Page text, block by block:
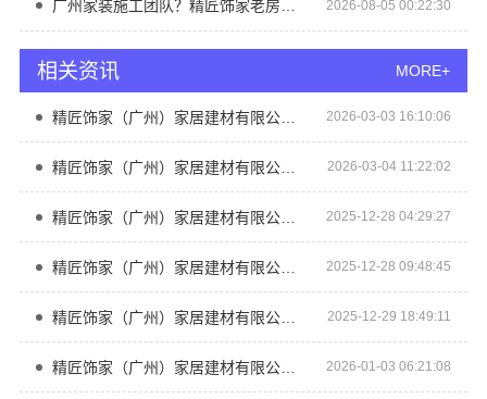
广州家装施工团队？精匠饰家老房翻新 2026-08-05 00:22:30
相关资讯 MORE+
精匠饰家（广州）家居建材有限公司：装修选精匠，生活更精彩 2026-03-03 16:10:06
精匠饰家（广州）家居建材有限公司 细节决定品质 品质源于匠心 2026-03-04 11:22:02
精匠饰家（广州）家居建材有限公司引领家装风尚 2025-12-28 04:29:27
精匠饰家（广州）家居建材有限公司 创造属于你的独特风格 2025-12-28 09:48:45
精匠饰家（广州）家居建材有限公司：打造梦想家居空间 2025-12-29 18:49:11
精匠饰家（广州）家居建材有限公司：小户型空间魔法大揭秘 2026-01-03 06:21:08